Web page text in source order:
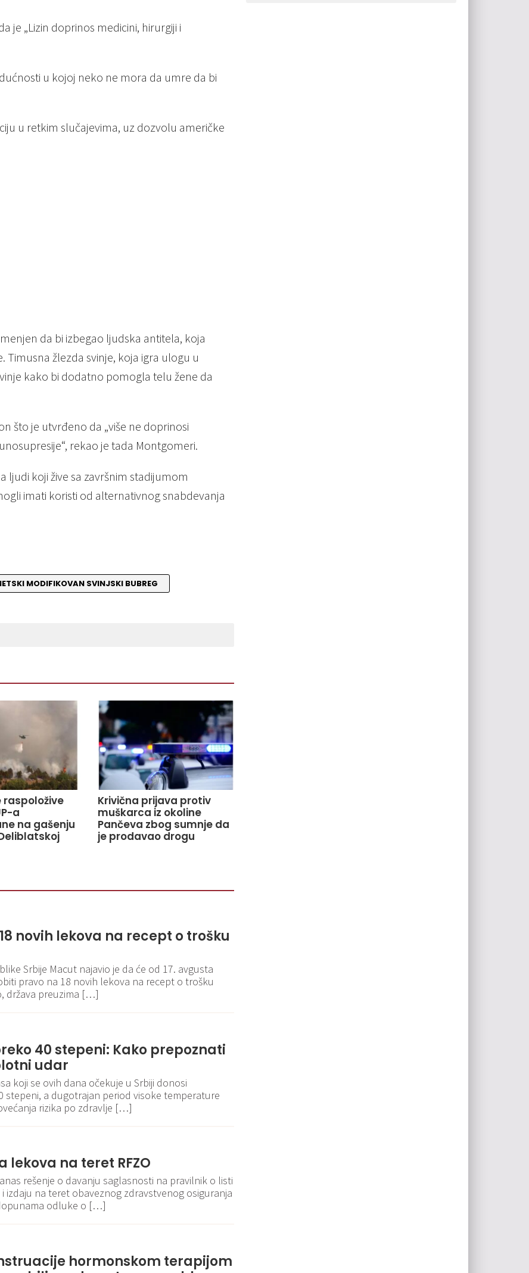
je „Lizin doprinos medicini, hirurgiji i
u kojoj neko ne mora da umre da bi
u retkim slučajevima, uz dozvolu američke
da bi izbegao ljudska antitela, koja
žlezda svinje, koja igra ulogu u
kako bi dodatno pomogla telu žene da
što je utvrđeno da „više ne doprinosi
rekao je tada Montgomeri.
ljudi koji žive sa završnim stadijumom
imati koristi od alternativnog snabdevanja
MODIFIKOVAN SVINJSKI BUBREG
raspoložive
a
na gašenju
Krivična prijava protiv
muškarca iz okoline
Pančeva zbog sumnje da
je prodavao drogu
novih lekova na recept o trošku
Srbije Macut najavio je da će od 17. avgusta
pravo na 18 novih lekova na recept o trošku
država preuzima […]
40 stepeni: Kako prepoznati
udar
koji se ovih dana očekuje u Srbiji donosi
stepeni, a dugotrajan period visoke temperature
rizika po zdravlje […]
lekova na teret RFZO
rešenje o davanju saglasnosti na pravilnik o listi
izdaju na teret obaveznog zdravstvenog osiguranja
odluke o […]
hormonskom terapijom